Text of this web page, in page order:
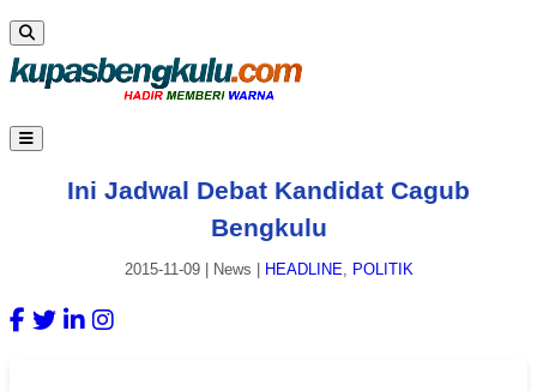
Ini Jadwal Debat Kandidat Cagub
Bengkulu
2015-11-09| News HEADLINE, POLITIK